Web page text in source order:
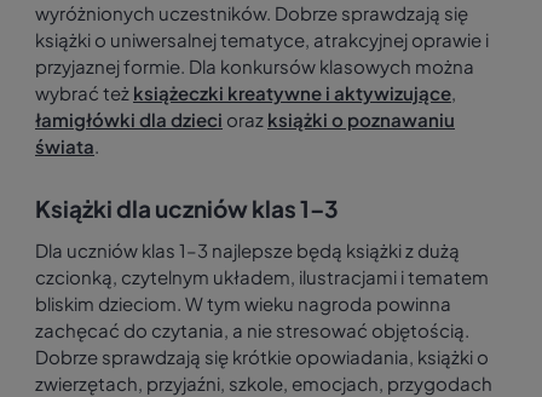
wyróżnionych uczestników. Dobrze sprawdzają się
książki o uniwersalnej tematyce, atrakcyjnej oprawie i
przyjaznej formie. Dla konkursów klasowych można
wybrać też książeczki kreatywne i aktywizujące,
łamigłówki dla dzieci oraz książki o poznawaniu
świata.
Książki dla uczniów klas 1–3
Dla uczniów klas 1–3 najlepsze będą książki z dużą
czcionką, czytelnym układem, ilustracjami i tematem
bliskim dzieciom. W tym wieku nagroda powinna
zachęcać do czytania, a nie stresować objętością.
Dobrze sprawdzają się krótkie opowiadania, książki o
zwierzętach, przyjaźni, szkole, emocjach, przygodach